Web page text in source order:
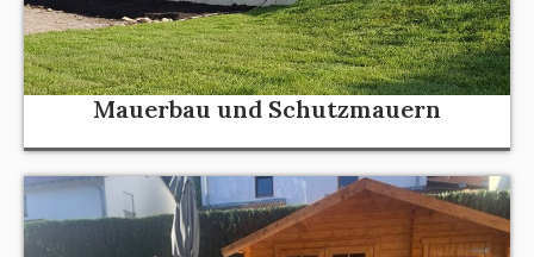
Mauerbau und Schutzmauern